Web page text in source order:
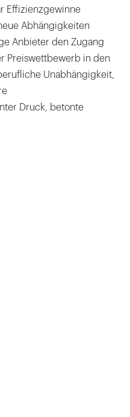
Effizienzgewinne
Abhängigkeiten
Anbieter den Zugang
Preiswettbewerb in den
Unabhängigkeit,
Druck, betonte